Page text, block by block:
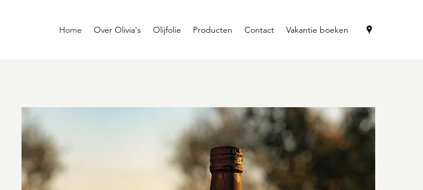
Home Over Olivia's Olijfolie Producten Contact Vakantie boeken